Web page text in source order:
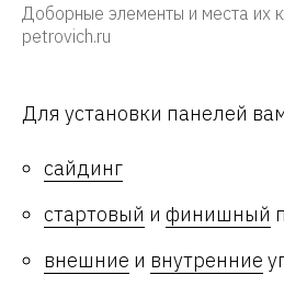
Доборные элементы и места их
petrovich.ru
Для установки панелей
сайдинг
стартовый и финишный
внешние и внутренние